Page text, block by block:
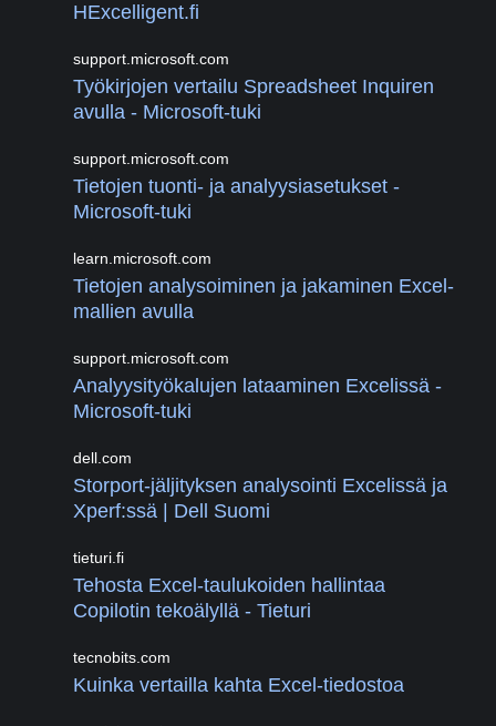
HExcelligent.fi
support.microsoft.com
Työkirjojen vertailu Spreadsheet Inquiren
avulla - Microsoft-tuki
support.microsoft.com
Tietojen tuonti- ja analyysiasetukset -
Microsoft-tuki
learn.microsoft.com
Tietojen analysoiminen ja jakaminen Excel-
mallien avulla
support.microsoft.com
Analyysityökalujen lataaminen Excelissä -
Microsoft-tuki
dell.com
Storport-jäljityksen analysointi Excelissä ja
Xperf:ssä | Dell Suomi
tieturi.fi
Tehosta Excel-taulukoiden hallintaa
Copilotin tekoälyllä - Tieturi
tecnobits.com
Kuinka vertailla kahta Excel-tiedostoa ️